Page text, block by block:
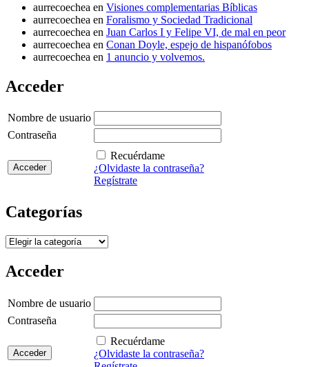
aurrecoechea en Visiones complementarias Bíblicas
aurrecoechea en Foralismo y Sociedad Tradicional
aurrecoechea en Juan Carlos I y Felipe VI, de mal en peor
aurrecoechea en Conan Doyle, espejo de hispanófobos
aurrecoechea en 1 anuncio y volvemos.
Acceder
Nombre de usuario
Contraseña
Recuérdame
¿Olvidaste la contraseña?
Regístrate
Categorías
Categorías
Acceder
Nombre de usuario
Contraseña
Recuérdame
¿Olvidaste la contraseña?